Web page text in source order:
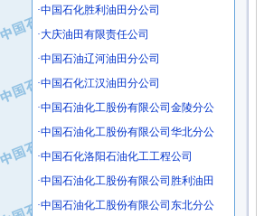
·上海科瑞曼士德电源系统集成有限公
·东方合金铸造厂
·保定北奥石油物探特种车辆制造有限
·盘锦辽河油田天意石油装备有限公司
·中国石油天然气管道局穿越公司
·南石力天传动件有限公司
·浙江瑞普环境技术有限公司
·华北石油新大禹环保设备有限公司
·中国石化胜利油田分公司
·大庆油田有限责任公司
·中国石油辽河油田分公司
·中国石化江汉油田分公司
·中国石油化工股份有限公司金陵分公
·中国石油化工股份有限公司华北分公
·中国石化洛阳石油化工工程公司
·中国石油化工股份有限公司胜利油田
·中国石油化工股份有限公司东北分公